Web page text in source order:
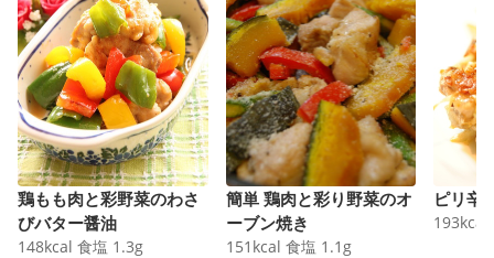
鶏もも肉と彩野菜のわさ
びバター醤油
148kcal 食塩 1.3g
簡単 鶏肉と彩り野菜のオ
ーブン焼き
151 kcal 食塩 1.1 g
ピリ辛
193kcal